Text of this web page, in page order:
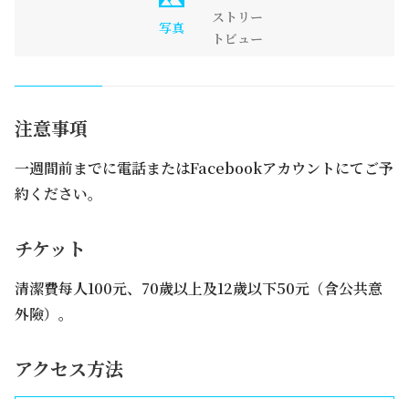
写真
ストリー
トビュー
注意事項
一週間前までに電話またはFacebookアカウントにてご予
約ください。
チケット
清潔費每人100元、70歲以上及12歲以下50元（含公共意
外險）。
アクセス方法